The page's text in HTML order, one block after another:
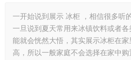
一开始说到展示 冰柜 ，相信很多听
一旦说到夏天常用来冰镇饮料或者
能就会恍然大悟，其实展示冰柜在
高，所以一般家庭不会选择在家中